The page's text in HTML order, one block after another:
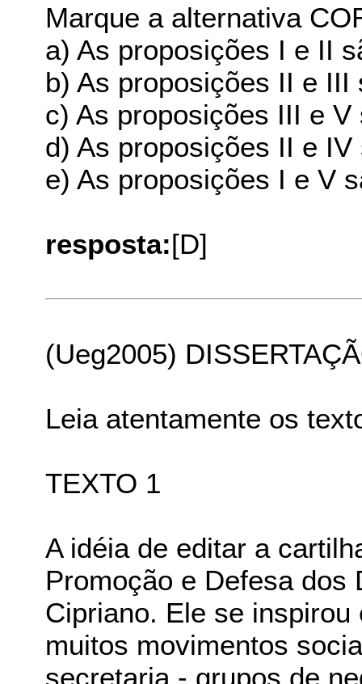
Marque a alternativa
a) As proposições I e II
b) As proposições II e III
c) As proposições III e
d) As proposições II e
e) As proposições I e V
resposta:[D]
(Ueg2005)
Leia atentamente os
TEXTO 1
A idéia de editar a
Promoção e Defesa dos
Cipriano. Ele se
muitos movimentos
secretaria - grupos de